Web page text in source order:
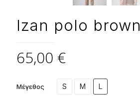
Izan polo brown
65,00 €
Μέγεθος S M L